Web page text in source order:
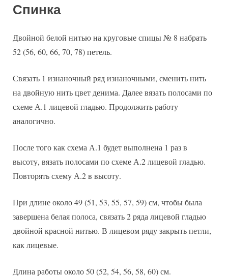
Спинка
Двойной белой нитью на круговые спицы № 8 набрать
52 (56, 60, 66, 70, 78) петель.
Связать 1 изнаночный ряд изнаночными, сменить нить
на двойную нить цвет денима. Далее вязать полосами по
схеме А.1 лицевой гладью. Продолжить работу
аналогично.
После того как схема А.1 будет выполнена 1 раз в
высоту, вязать полосами по схеме А.2 лицевой гладью.
Повторять схему А.2 в высоту.
При длине около 49 (51, 53, 55, 57, 59) см, чтобы была
завершена белая полоса, связать 2 ряда лицевой гладью
двойной красной нитью. В лицевом ряду закрыть петли,
как лицевые.
Длина работы около 50 (52, 54, 56, 58, 60) см.